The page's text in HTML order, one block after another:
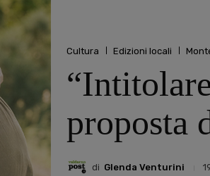
Cultura Edizioni locali
proposta
di Glenda Venturini